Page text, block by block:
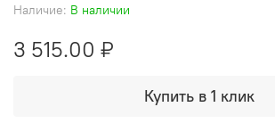
Наличие: В наличии
3 515.00 ₽
Купить в 1 клик